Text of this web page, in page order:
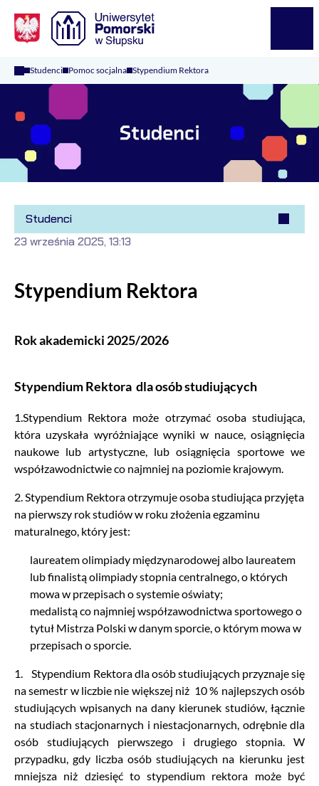
Studenci Pomoc socjalna Stypendium Rektora
Studenci
Stypendium Rektora
Rok akademicki 2025/2026
23 września 2025, 13:13
Stypendium Rektora dla osób studiujących
1.Stypendium Rektora może otrzymać osoba studiująca,
która uzyskała wyróżniające wyniki w nauce, osiągnięcia
naukowe lub artystyczne, lub osiągnięcia sportowe we
współzawodnictwie co najmniej na poziomie krajowym.
2. Stypendium Rektora otrzymuje osoba studiująca przyjęta
na pierwszy rok studiów w roku złożenia egzaminu
maturalnego, który jest:
laureatem olimpiady międzynarodowej albo laureatem
lub finalistą olimpiady stopnia centralnego, o których
mowa w przepisach o systemie oświaty;
medalistą co najmniej współzawodnictwa sportowego o
tytuł Mistrza Polski w danym sporcie, o którym mowa w
przepisach o sporcie.
1. Stypendium Rektora dla osób studiujących przyznaje się
na semestr w liczbie nie większej niż 10 % najlepszych osób
studiujących wpisanych na dany kierunek studiów, łącznie
na studiach stacjonarnych i niestacjonarnych, odrębnie dla
osób studiujących pierwszego i drugiego stopnia. W
przypadku, gdy liczba osób studiujących na kierunku jest
mniejsza niż dziesięć to stypendium rektora może być